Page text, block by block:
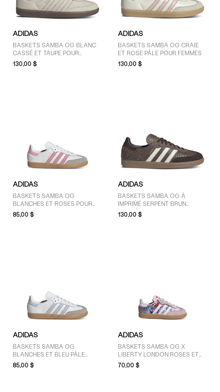
ADIDAS
BASKETS SAMBA OG BLANC
CASSÉ ET TAUPE POUR
HOMMES
130,00 $
ADIDAS
BASKETS SAMBA OG CRAIE
ET ROSE PÂLE POUR FEMMES
130,00 $
ADIDAS
BASKETS SAMBA OG
BLANCHES ET ROSES POUR
JEUNES ENFANTS
85,00 $
ADIDAS
BASKETS SAMBA OG À
IMPRIMÉ SERPENT BRUN
FONCÉ POUR HOMMES
130,00 $
ADIDAS
BASKETS SAMBA OG
BLANCHES ET BLEU PÂLE
POUR JEUNES ENFANTS
85,00 $
ADIDAS
BASKETS SAMBA OG X
LIBERTY LONDON ROSES ET
BLANCHES POUR TOUT-PETITS
70,00 $